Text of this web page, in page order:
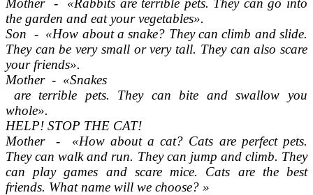
Mother - «Rabbits are terrible pets. They can go into
the garden and eat your vegetables».
Son - «How about a snake? They can climb and slide.
They can be very small or very tall. They can also scare
your friends».
Mother - «Snakes
are terrible pets. They can bite and swallow you
whole».
HELP! STOP THE CAT!
Mother - «How about a cat? Cats are perfect pets.
They can walk and run. They can jump and climb. They
can play games and scare mice. Cats are the best
friends. What name will we choose? »